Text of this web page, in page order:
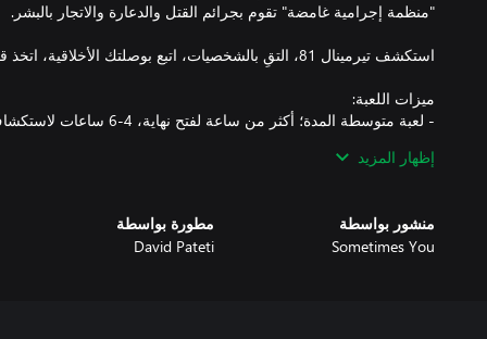
- لعبة متوسطة المدة؛ أكثر من
- خريطة تجوال حرة؛ استكشف المطاعم، المتاجر، النوادي الليلية،
- بيئة تفاعلية؛ اذهب إلى العمل، اكسب المال، استخدمه في المتاجر،
إظهار المزيد
منشور بواسطة
Sometimes You
مطورة بواسطة
David Pateti